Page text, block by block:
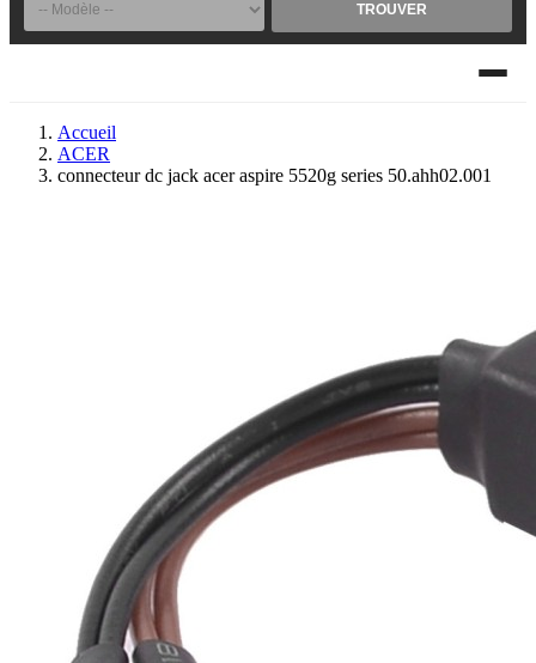
TROUVER
Accueil
ACER
connecteur dc jack acer aspire 5520g series 50.ahh02.001